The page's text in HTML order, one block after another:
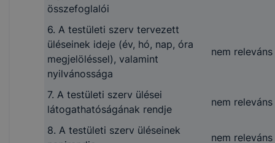
összefoglalói
6. A testületi szerv tervezett
üléseinek ideje (év, hó, nap, óra
megjelöléssel), valamint
nyilvánossága
nem releváns
7. A testületi szerv ülései
látogathatóságának rendje
nem releváns
8. A testületi szerv üléseinek
nem releváns